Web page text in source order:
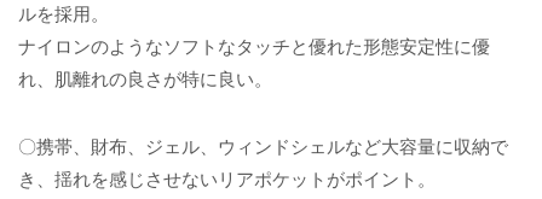
ルを採用。
ナイロンのようなソフトなタッチと優れた形態安定性に優
れ、肌離れの良さが特に良い。
〇携帯、財布、ジェル、ウィンドシェルなど大容量に収納で
き、揺れを感じさせないリアポケットがポイント。